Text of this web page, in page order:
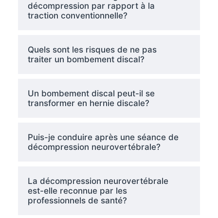
décompression par rapport à la
traction conventionnelle?
Quels sont les risques de ne pas
traiter un bombement discal?
Un bombement discal peut-il se
transformer en hernie discale?
Puis-je conduire après une séance de
décompression neurovertébrale?
La décompression neurovertébrale
est-elle reconnue par les
professionnels de santé?